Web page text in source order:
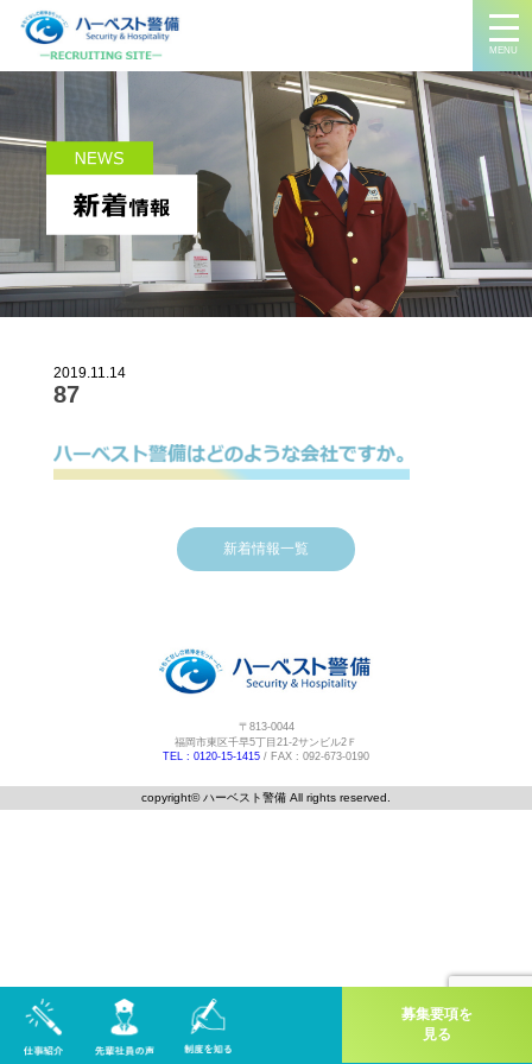
MENU
2019.11.14
87
新着情報一覧
〒813-0044
福岡市東区千早5丁目21-2サンビル2Ｆ
TEL : 0120-15-1415 / FAX : 092-673-0190
copyright©️ ハーベスト警備 All rights reserved.
募集要項を
見る